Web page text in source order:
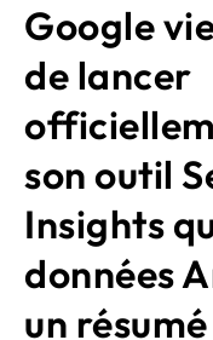
Google
de lancer
son outil
Insights
données
un